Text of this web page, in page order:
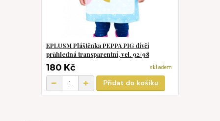
EPLUSM Pláštěnka PEPPA PIG dívčí
průhledná transparentní, vel. 92/98
180 Kč skladem
Přidat do košíku